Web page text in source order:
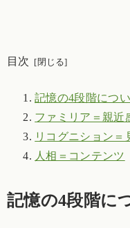
目次
記憶の4段階につ
ファミリア＝親近
リコグニション＝
人相＝コンテンツ
記憶の4段階に